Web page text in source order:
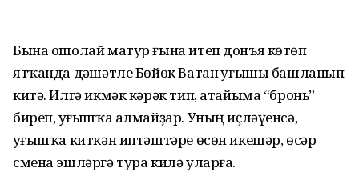
Бына ошолай матур ғына итеп донъя көтөп
ятҡанда дәһшәтле Бөйөк Ватан һуғышы башланып
китә. Илгә икмәк кәрәк тип, атайыма “бронь”
биреп, һуғышҡа алмайҙар. Уның иҫләүенсә,
һуғышҡа киткән иптәштәре өсөн икешәр, өсәр
смена эшләргә тура килә уларға.